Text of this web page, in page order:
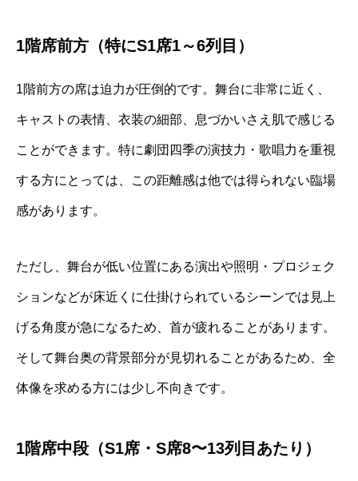
1階席前方（特にS1席1～6列目）
1階前方の席は迫力が圧倒的です。舞台に非常に近く、
キャストの表情、衣装の細部、息づかいさえ肌で感じる
ことができます。特に劇団四季の演技力・歌唱力を重視
する方にとっては、この距離感は他では得られない臨場
感があります。
ただし、舞台が低い位置にある演出や照明・プロジェク
ションなどが床近くに仕掛けられているシーンでは見上
げる角度が急になるため、首が疲れることがあります。
そして舞台奥の背景部分が見切れることがあるため、全
体像を求める方には少し不向きです。
1階席中段（S1席・S席8〜13列目あたり）